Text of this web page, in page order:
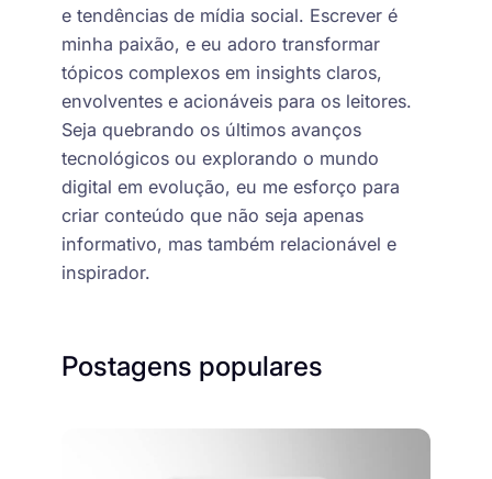
e tendências de mídia social. Escrever é
minha paixão, e eu adoro transformar
tópicos complexos em insights claros,
envolventes e acionáveis para os leitores.
Seja quebrando os últimos avanços
tecnológicos ou explorando o mundo
digital em evolução, eu me esforço para
criar conteúdo que não seja apenas
informativo, mas também relacionável e
inspirador.
Postagens populares